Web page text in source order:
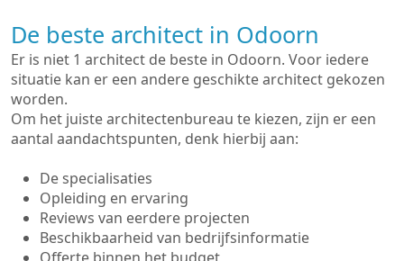
De beste architect in Odoorn
Er is niet 1 architect de beste in Odoorn. Voor iedere
situatie kan er een andere geschikte architect gekozen
worden.
Om het juiste architectenbureau te kiezen, zijn er een
aantal aandachtspunten, denk hierbij aan:
De specialisaties
Opleiding en ervaring
Reviews van eerdere projecten
Beschikbaarheid van bedrijfsinformatie